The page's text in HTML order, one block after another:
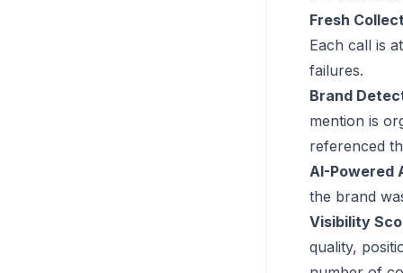
Fresh
Each call is
failures.
Brand
mention is
referenced
AI-Powered
the brand
Visibility
quality,